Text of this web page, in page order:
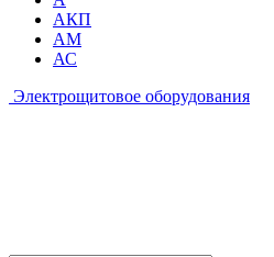
АКП
АМ
АС
Электрощитовое оборудования